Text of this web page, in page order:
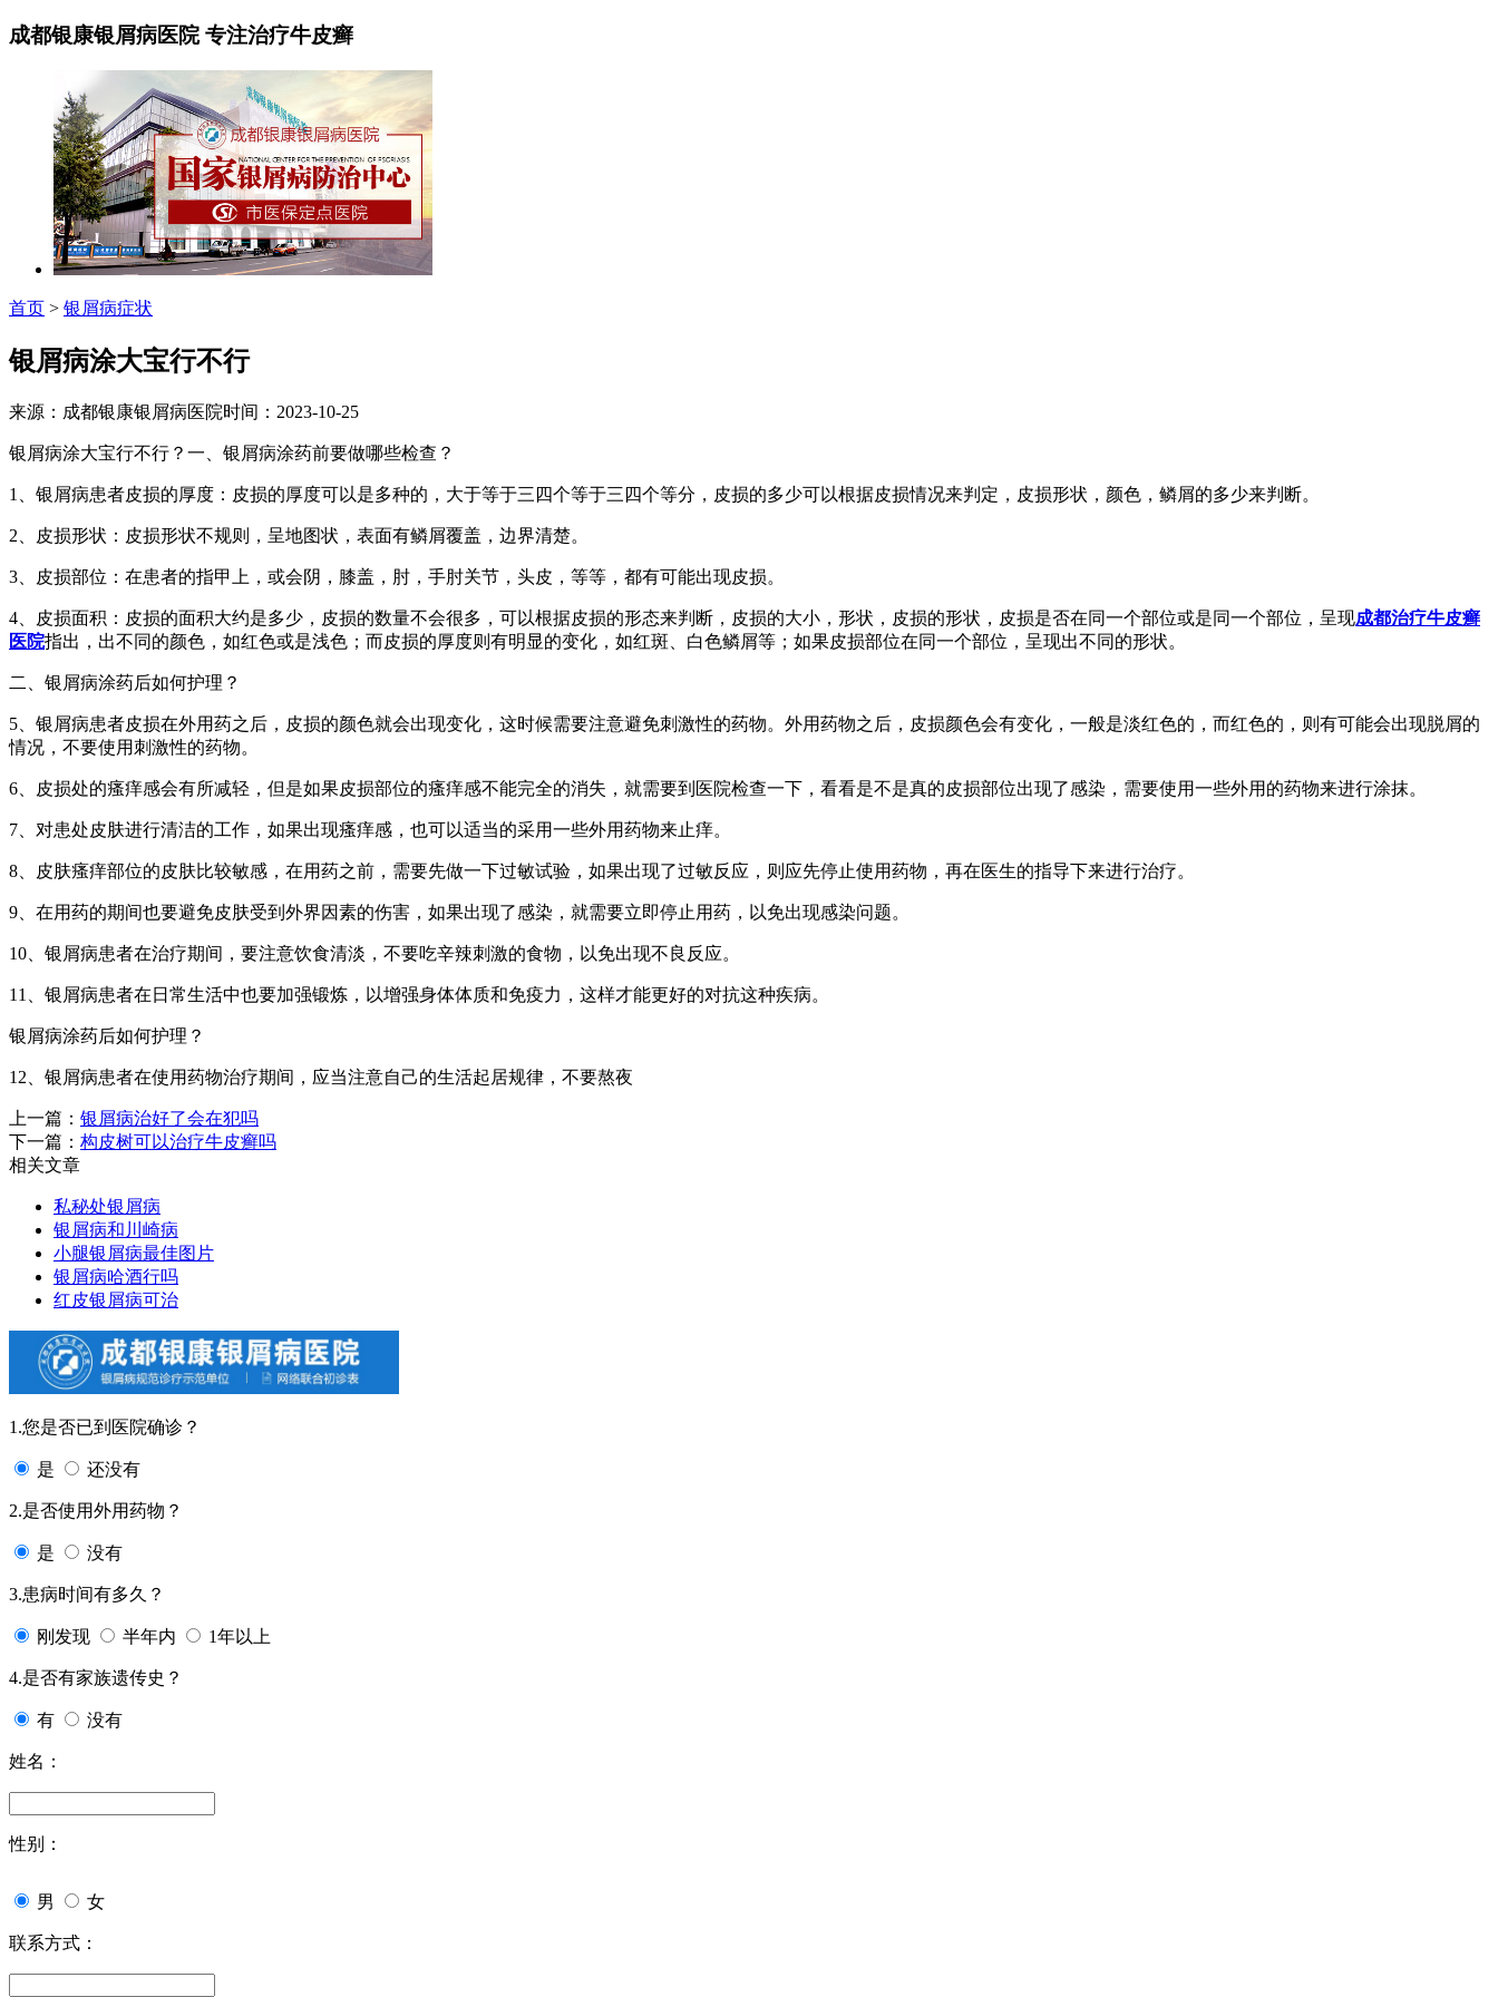
成都银康银屑病医院 专注治疗牛皮癣
首页 > 银屑病症状
银屑病涂大宝行不行
来源：成都银康银屑病医院时间：2023-10-25
银屑病涂大宝行不行？一、银屑病涂药前要做哪些检查？
1、银屑病患者皮损的厚度：皮损的厚度可以是多种的，大于等于三四个等于三四个等分，皮损的多少可以根据皮损情况来判定，皮损形状，颜色，鳞屑的多少来判断。
2、皮损形状：皮损形状不规则，呈地图状，表面有鳞屑覆盖，边界清楚。
3、皮损部位：在患者的指甲上，或会阴，膝盖，肘，手肘关节，头皮，等等，都有可能出现皮损。
4、皮损面积：皮损的面积大约是多少，皮损的数量不会很多，可以根据皮损的形态来判断，皮损的大小，形状，皮损的形状，皮损是否在同一个部位或是同一个部位，呈现成都治疗牛皮癣
医院指出，出不同的颜色，如红色或是浅色；而皮损的厚度则有明显的变化，如红斑、白色鳞屑等；如果皮损部位在同一个部位，呈现出不同的形状。
二、银屑病涂药后如何护理？
5、银屑病患者皮损在外用药之后，皮损的颜色就会出现变化，这时候需要注意避免刺激性的药物。外用药物之后，皮损颜色会有变化，一般是淡红色的，而红色的，则有可能会出现脱屑的
情况，不要使用刺激性的药物。
6、皮损处的瘙痒感会有所减轻，但是如果皮损部位的瘙痒感不能完全的消失，就需要到医院检查一下，看看是不是真的皮损部位出现了感染，需要使用一些外用的药物来进行涂抹。
7、对患处皮肤进行清洁的工作，如果出现瘙痒感，也可以适当的采用一些外用药物来止痒。
8、皮肤瘙痒部位的皮肤比较敏感，在用药之前，需要先做一下过敏试验，如果出现了过敏反应，则应先停止使用药物，再在医生的指导下来进行治疗。
9、在用药的期间也要避免皮肤受到外界因素的伤害，如果出现了感染，就需要立即停止用药，以免出现感染问题。
10、银屑病患者在治疗期间，要注意饮食清淡，不要吃辛辣刺激的食物，以免出现不良反应。
11、银屑病患者在日常生活中也要加强锻炼，以增强身体体质和免疫力，这样才能更好的对抗这种疾病。
银屑病涂药后如何护理？
12、银屑病患者在使用药物治疗期间，应当注意自己的生活起居规律，不要熬夜
上一篇： 银屑病治好了会在犯吗
下一篇： 构皮树可以治疗牛皮癣吗
相关文章
私秘处银屑病
银屑病和川崎病
小腿银屑病最佳图片
银屑病哈酒行吗
红皮银屑病可治
1.您是否已到医院确诊？
是 还没有
2.是否使用外用药物？
是 没有
3.患病时间有多久？
刚发现 半年内 1年以上
4.是否有家族遗传史？
有 没有
姓名：
性别：
男 女
联系方式：